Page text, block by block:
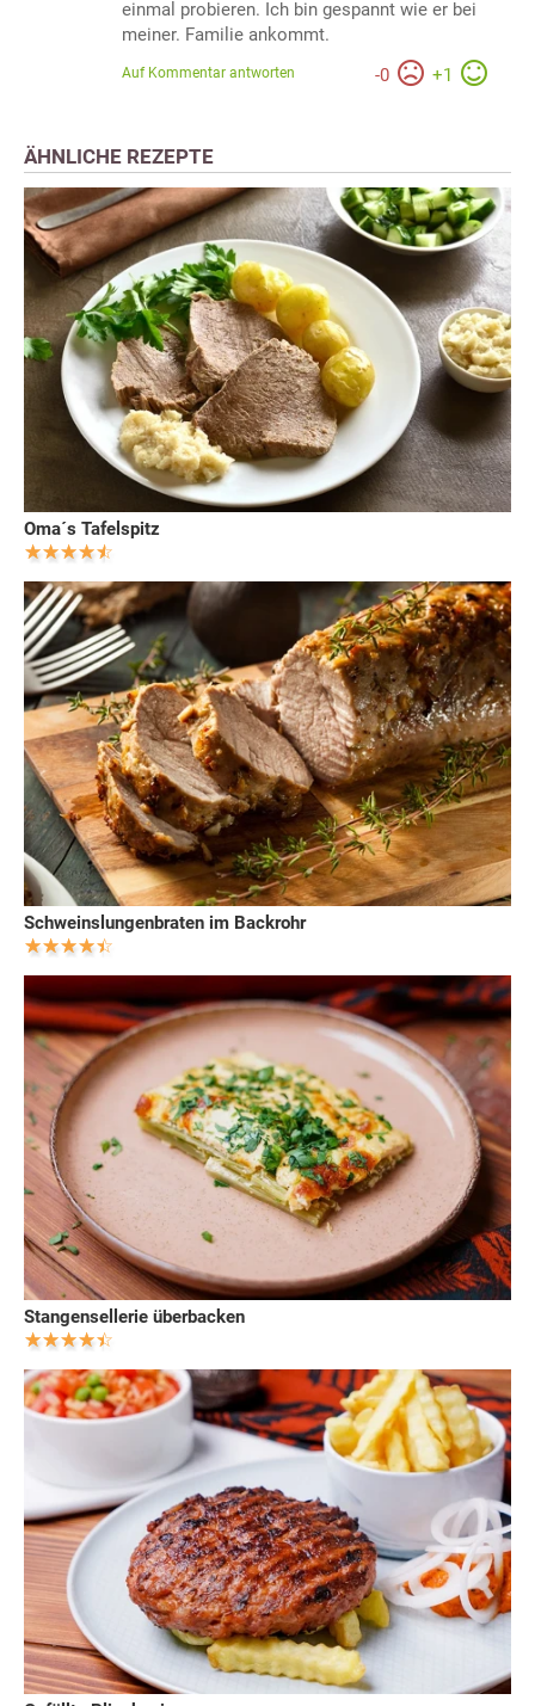
einmal probieren. Ich bin gespannt wie er bei
meiner. Familie ankommt.
-0 +1
Auf Kommentar antworten
ÄHNLICHE REZEPTE
Oma´s Tafelspitz
Schweinslungenbraten im Backrohr
Stangensellerie überbacken